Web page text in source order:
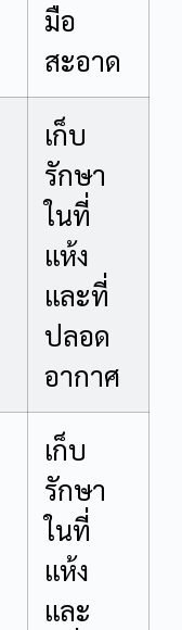
มือ
สะอาด
เก็บ
รักษา
ในที่
แห้ง
และที่
ปลอด
อากาศ
เก็บ
รักษา
ในที่
แห้ง
และ